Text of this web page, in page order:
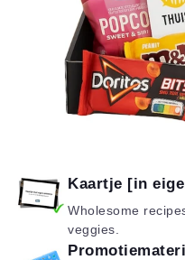
Kaartje [in
Wholesome
veggies.